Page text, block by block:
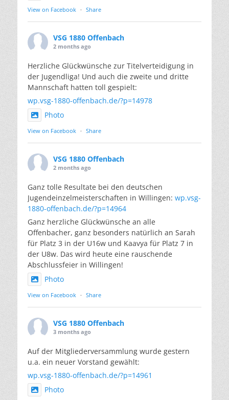
View on Facebook · Share
VSG 1880 Offenbach
2 months ago
Herzliche Glückwünsche zur Titelverteidigung in
der Jugendliga! Und auch die zweite und dritte
Mannschaft hatten toll gespielt:
wp.vsg-1880-offenbach.de/?p=14978
Photo
View on Facebook · Share
VSG 1880 Offenbach
2 months ago
Ganz tolle Resultate bei den deutschen
Jugendeinzelmeisterschaften in Willingen: wp.vsg-
1880-offenbach.de/?p=14964
Ganz herzliche Glückwünsche an alle
Offenbacher, ganz besonders natürlich an Sarah
für Platz 3 in der U16w und Kaavya für Platz 7 in
der U8w. Das wird heute eine rauschende
Abschlussfeier in Willingen!
Photo
View on Facebook · Share
VSG 1880 Offenbach
3 months ago
Auf der Mitgliederversammlung wurde gestern
u.a. ein neuer Vorstand gewählt:
wp.vsg-1880-offenbach.de/?p=14961
Photo